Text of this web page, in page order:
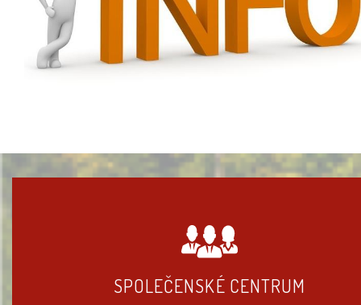
SPOLEČENSKÉ CENTRUM